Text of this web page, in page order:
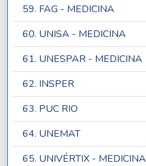
59. FAG - MEDICINA
60. UNISA - MEDICINA
61. UNESPAR - MEDICINA
62. INSPER
63. PUC RIO
64. UNEMAT
65. UNIVÉRTIX - MEDICINA